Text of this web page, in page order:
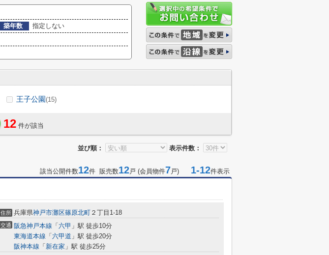
築年数
指定しない
王子公園(15)
12 件が該当
並び順： 表示件数：
該当公開件数12件 販売数12戸 (会員物件7戸) 1-12件表示
住所 兵庫県神戸市灘区篠原北町 ２丁目1-18
交通 阪急神戸本線 「 六甲 」駅 徒歩10分
東海道本線 「 六甲道 」駅 徒歩20分
阪神本線 「 新在家 」駅 徒歩25分